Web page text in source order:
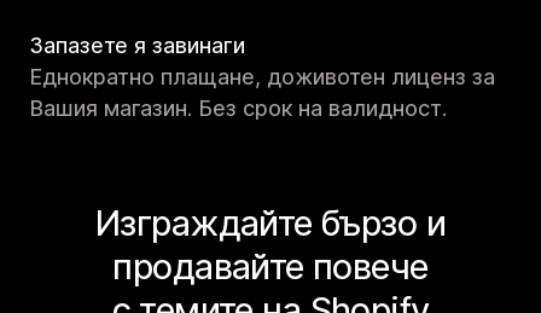
Запазете я завинаги
Еднократно плащане, доживотен лиценз за
Вашия магазин. Без срок на валидност.
Изграждайте бързо и
продавайте повече